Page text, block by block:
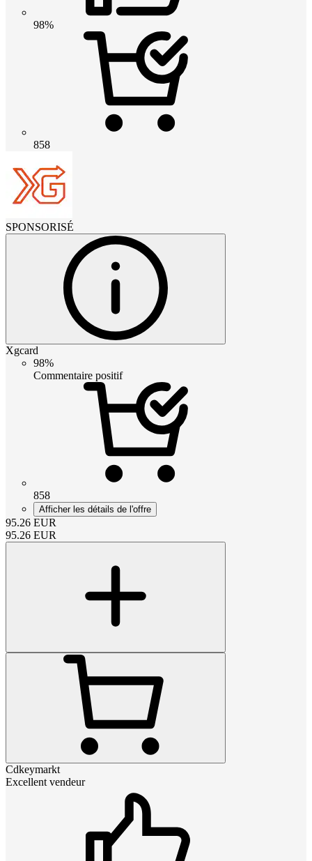
98%
858
SPONSORISÉ
Xgcard
98%
Commentaire positif
858
Afficher les détails de l'offre
95.26 EUR
95.26 EUR
Cdkeymarkt
Excellent vendeur